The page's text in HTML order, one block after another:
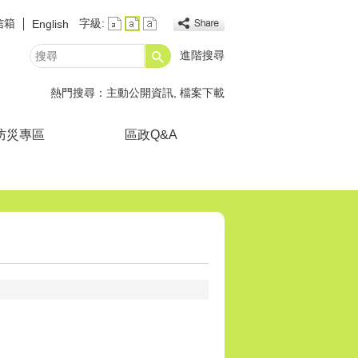
箱 English 字級:
搜
進階搜尋
熱門搜尋： 主動公開資訊 檔案下載
災專區 區政Q&A